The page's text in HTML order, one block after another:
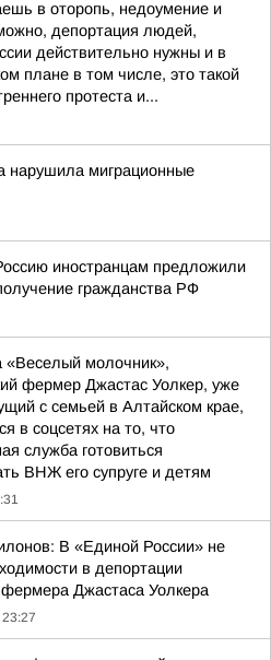
в оторопь, недоумение и
депортация людей,
действительно нужны и в
плане в том числе, это такой
протеста и...
нарушила миграционные
иностранцам предложили
гражданства РФ
«Веселый молочник»,
фермер Джастас Уолкер, уже
с семьей в Алтайском крае,
в соцсетях на то, что
служба готовиться
ВНЖ его супруге и детям
В «Единой России» не
в депортации
фермера Джастаса Уолкера